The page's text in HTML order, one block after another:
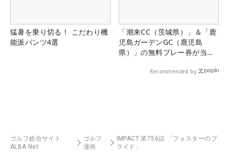
猛暑を乗り切る！ こだわり機
能派パンツ4選
「潮来CC（茨城県）」＆「鹿
児島ガーデンGC（鹿児島
県）」の無料プレー券が当た
Recommended by
ゴルフ総合サイト
ALBA Net
ゴルフ
漫画
IMPACT 第756話 「フォスターのプ
ライド」